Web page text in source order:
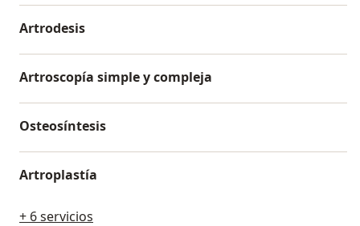
Artrodesis
Artroscopía simple y compleja
Osteosíntesis
Artroplastía
+ 6 servicios